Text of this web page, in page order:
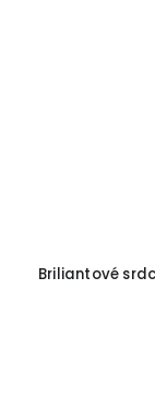
Briliantové